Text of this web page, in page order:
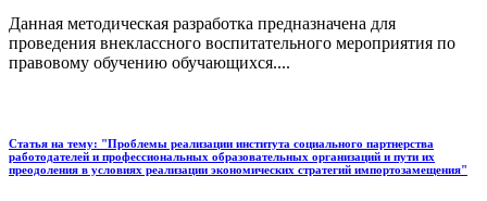
Данная методическая разработка предназначена для
проведения внеклассного воспитательного мероприятия по
правовому обучению обучающихся....
Статья на тему: "Проблемы реализации института социального партнерства
работодателей и профессиональных образовательных организаций и пути их
преодоления в условиях реализации экономических стратегий импортозамещения"